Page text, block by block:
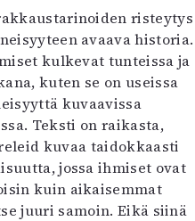
risteytys
avaava historia.
kulkevat tunteissa ja
kuten se on useissa
kuvaavissa
Teksti on raikasta,
kuvaa taidokkaasti
jossa ihmiset ovat
kuin aikaisemmat
juuri samoin. Eikä siinä